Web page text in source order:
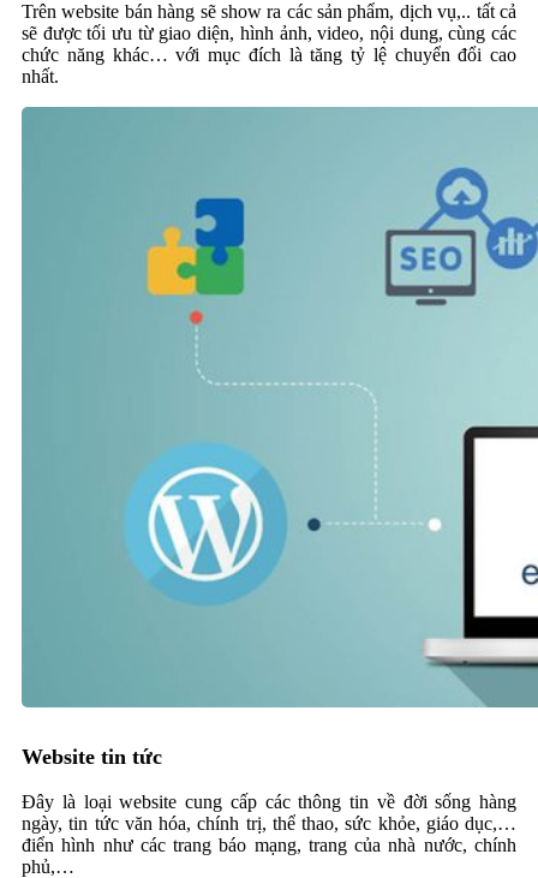
Trên website bán hàng sẽ show ra các sản phẩm, dịch vụ,.. tất cả
sẽ được tối ưu từ giao diện, hình ảnh, video, nội dung, cùng các
chức năng khác… với mục đích là tăng tỷ lệ chuyển đổi cao
nhất.
Website tin tức
Đây là loại website cung cấp các thông tin về đời sống hàng
ngày, tin tức văn hóa, chính trị, thể thao, sức khỏe, giáo dục,…
điển hình như các trang báo mạng, trang của nhà nước, chính
phủ,…